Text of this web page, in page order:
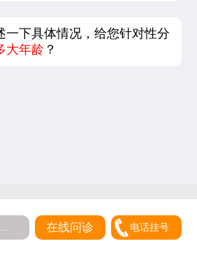
一下具体情况，给您针对性分
大年龄 ？
在线问诊 电话挂号
5